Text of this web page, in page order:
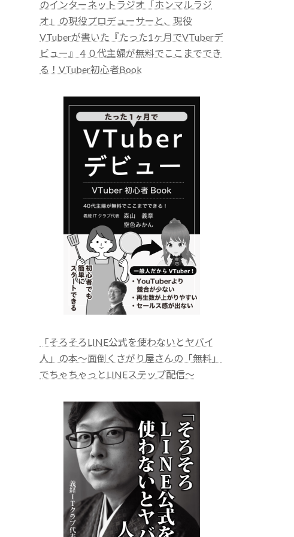
のインターネットラジオ「ホンマルラジ
オ」の現役プロデューサーと、現役
VTuberが書いた『たった1ヶ月でVTuberデ
ビュー』４０代主婦が無料でここまででき
る！VTuber初心者Book
「そろそろLINE公式を使わないとヤバイ
人」の本～面倒くさがり屋さんの「無料」
でちゃちゃっとLINEステップ配信～